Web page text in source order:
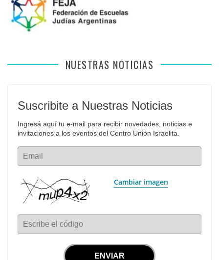
NUESTRAS NOTICIAS
Suscribite a Nuestras Noticias
Ingresá aquí tu e-mail para recibir novedades, noticias e
invitaciones a los eventos del Centro Unión Israelita.
Email
Cambiar imagen
Escribe el código